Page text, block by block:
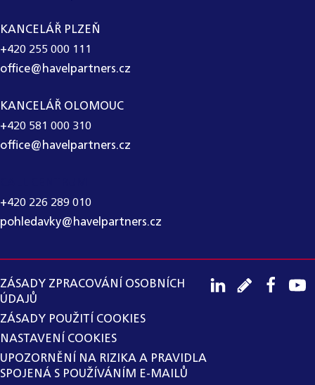
KANCELÁŘ PLZEŇ
+420 255 000 111
office@havelpartners.cz
KANCELÁŘ OLOMOUC
+420 581 000 310
office@havelpartners.cz
+420 226 289 010
pohledavky@havelpartners.cz
ZÁSADY ZPRACOVÁNÍ OSOBNÍCH
ÚDAJŮ
ZÁSADY POUŽITÍ COOKIES
NASTAVENÍ COOKIES
UPOZORNĚNÍ NA RIZIKA A PRAVIDLA
SPOJENÁ S POUŽÍVÁNÍM E-MAILŮ